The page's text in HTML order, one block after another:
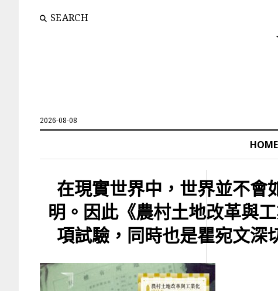
SEARCH
2026-08-08
HOME
在現實世界中，世界並不會
明。因此《農村土地改革與
項試驗，同時也是瞿宛文深